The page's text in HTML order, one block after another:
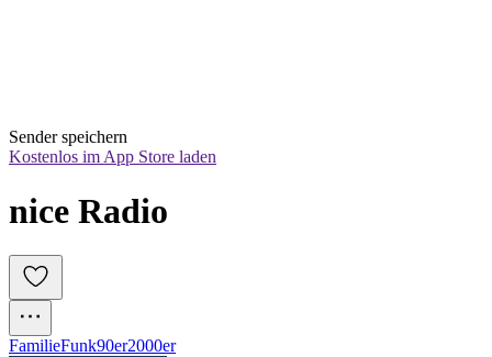
Sender speichern
Kostenlos im App Store laden
nice Radio
FamilieFunk90er2000er